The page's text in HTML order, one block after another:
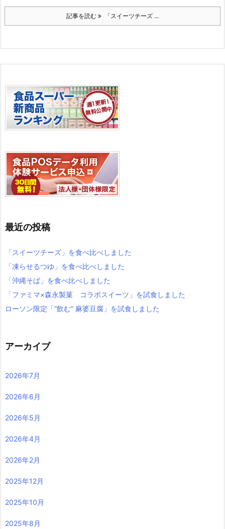
記事を読む 「スイーツチーズ ...
最近の投稿
「スイーツチーズ」を食べ比べしました
「凍らせるつゆ」を食べ比べしました
「沖縄そば」を食べ比べしました
「ファミマ×森永製菓 コラボスイーツ」を試食しました
ローソン限定「”飲む” 麻婆豆腐」を試食しました
アーカイブ
2026年7月
2026年6月
2026年5月
2026年4月
2026年2月
2025年12月
2025年10月
2025年8月